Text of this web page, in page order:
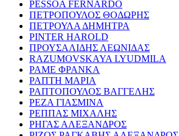
PESSOA FERNARDO
ΠΕΤΡΟΠΟΥΛΟΣ ΘΟΔΩΡΗΣ
ΠΕΤΡΟΥΛΑ ΔΗΜΗΤΡΑ
PINTER HAROLD
ΠΡΟΥΣΑΛΙΔΗΣ ΛΕΩΝΙΔΑΣ
RAZUMOVSKAYA LYUDMILA
ΡΑΜΕ ΦΡΑΝΚΑ
ΡΑΠΤΗ ΜΑΡΙΑ
ΡΑΠΤΟΠΟΥΛΟΣ ΒΑΓΓΕΛΗΣ
ΡΕΖΑ ΓΙΑΣΜΙΝΑ
ΡΕΠΠΑΣ ΜΙΧΑΛΗΣ
ΡΗΓΑΣ ΑΛΕΞΑΝΔΡΟΣ